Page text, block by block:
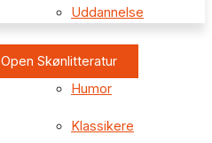
Uddannelse
Open Skønlitteratur
Humor
Klassikere